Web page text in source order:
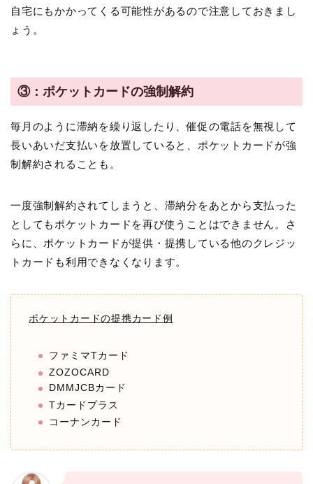
自宅にもかかってくる可能性があるので注意しておきまし
ょう。
③：ポケットカードの強制解約
毎月のように滞納を繰り返したり、催促の電話を無視して
長いあいだ支払いを放置していると、ポケットカードが強
制解約されることも。
一度強制解約されてしまうと、滞納分をあとから支払った
としてもポケットカードを再び使うことはできません。さ
らに、ポケットカードが提供・提携している他のクレジッ
トカードも利用できなくなります。
ポケットカードの提携カード例
ファミマTカード
ZOZOCARD
DMMJCBカード
Tカードプラス
コーナンカード